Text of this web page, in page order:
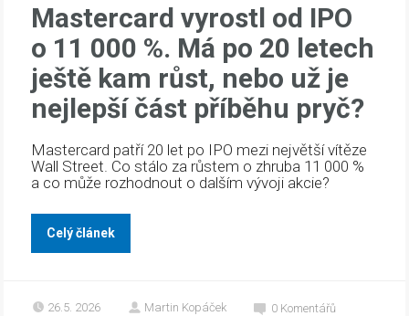
Mastercard vyrostl od IPO
o 11 000 %. Má po 20 letech
ještě kam růst, nebo už je
nejlepší část příběhu pryč?
Mastercard patří 20 let po IPO mezi největší vítěze
Wall Street. Co stálo za růstem o zhruba 11 000 %
a co může rozhodnout o dalším vývoji akcie?
Celý článek
26.5. 2026 Martin Kopáček 0 Komentářů